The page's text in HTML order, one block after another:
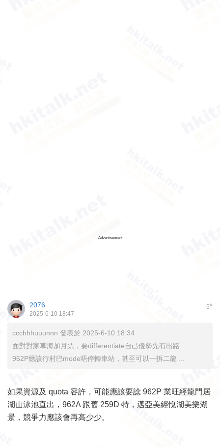
Advertisement
5#
2076
2025-6-10 18:47
ccchhhuuunnn 發表於 2025-6-10 18:34
面對對家車海加月票，要differentiate自己優勢先有出路
962P應該行村巴mode唔停轉車站，甚至可以一拆二龍 ...
如果資源及 quota 容許，可能應該要諗 962P 業旺經龍門居
湖山泳池直出，962A 跟舊 259D 特，邁亞美經悅湖美樂湖
景，競爭力應該會再高少少。